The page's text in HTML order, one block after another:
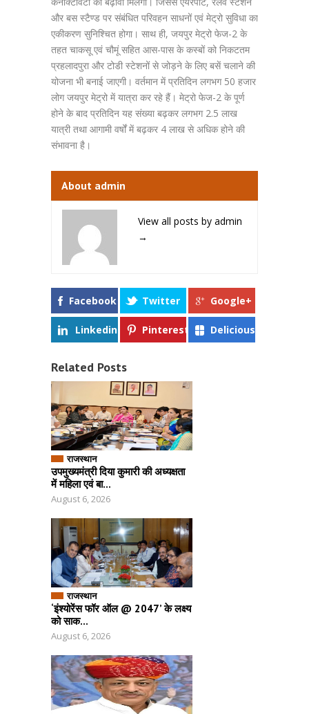
और बस स्टैण्ड पर संबंधित परिवहन साधनों एवं मेट्रो सुविधा का
एकीकरण सुनिश्चित होगा। साथ ही, जयपुर मेट्रो फेज-2 के
तहत चाकसू एवं चौमूं सहित आस-पास के कस्बों को निकटतम
प्रहलादपुरा और टोडी स्टेशनों से जोड़ने के लिए बसें चलाने की
योजना भी बनाई जाएगी। वर्तमान में प्रतिदिन लगभग 50 हजार
लोग जयपुर मेट्रो में यात्रा कर रहे हैं। मेट्रो फेज-2 के पूर्ण
होने के बाद प्रतिदिन यह संख्या बढ़कर लगभग 2.5 लाख
यात्री तथा आगामी वर्षों में बढ़कर 4 लाख से अधिक होने की
संभावना है।
About admin
View all posts by admin
→
Facebook Twitter Google+
Linkedin Pinterest Delicious
Related Posts
राजस्थान
उपमुख्यमंत्री दिया कुमारी की अध्यक्षता
में महिला एवं बा...
August 6, 2026
राजस्थान
‘इंश्योरेंस फॉर ऑल @ 2047’ के लक्ष्य
को साक...
August 6, 2026